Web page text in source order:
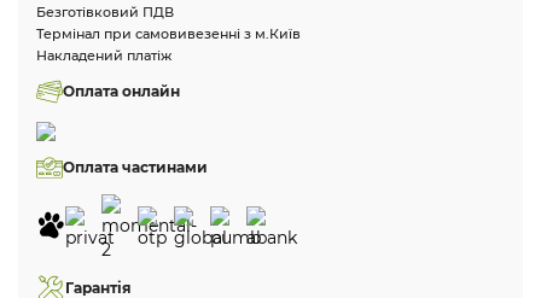
Безготівковий ПДВ
Термінал при самовивезенні з м.Київ
Накладений платіж
Оплата онлайн
Оплата частинами
Гарантія